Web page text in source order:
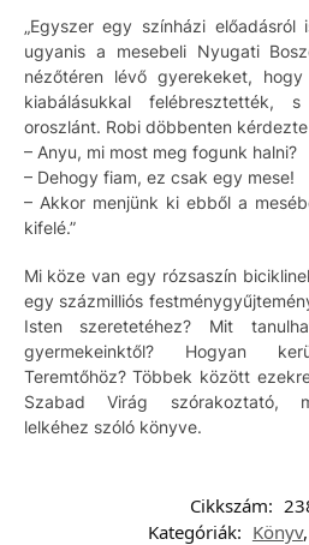
„Egyszer egy színházi előadásról
ugyanis a mesebeli Nyugati
nézőtéren lévő gyerekeket,
kiabálásukkal felébresztették,
oroszlánt. Robi döbbenten
– Anyu, mi most meg fogunk halni?
– Dehogy fiam, ez csak egy mese!
– Akkor menjünk ki ebből a
kifelé.”
Mi köze van egy rózsaszín
egy százmilliós
Isten szeretetéhez? Mit
gyermekeinktől? Hogyan
Teremtőhöz? Többek között
Szabad Virág szórakoztató,
lelkéhez szóló könyve.
Cikkszám:
Kategóriák: Könyv,